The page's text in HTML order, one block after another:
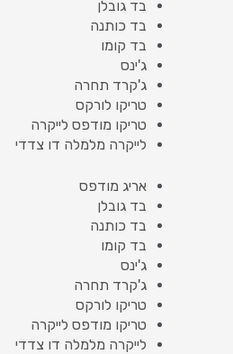
בד גובלן
בד כותנה
בד קומו
ג'ינס
ג'קרד תחרה
טריקו לורקס
טריקו מודפס לייקרה
לייקרה מלמלה דו צדדי
אריג מודפס
בד גובלן
בד כותנה
בד קומו
ג'ינס
ג'קרד תחרה
טריקו לורקס
טריקו מודפס לייקרה
לייקרה מלמלה דו צדדי